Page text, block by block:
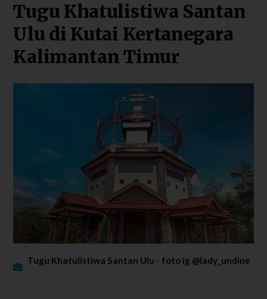
Tugu Khatulistiwa Santan
Ulu di Kutai Kertanegara
Kalimantan Timur
Tugu Khatulistiwa Santan Ulu - foto ig @lady_undine